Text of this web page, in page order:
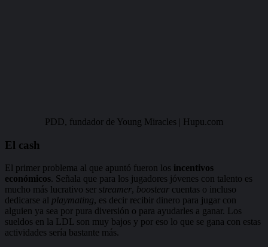
PDD, fundador de Young Miracles | Hupu.com
El cash
El primer problema al que apuntó fueron los incentivos
económicos. Señala que para los jugadores jóvenes con talento es
mucho más lucrativo ser streamer, boostear cuentas o incluso
dedicarse al playmating, es decir recibir dinero para jugar con
alguien ya sea por pura diversión o para ayudarles a ganar. Los
sueldos en la LDL son muy bajos y por eso lo que se gana con estas
actividades sería bastante más.